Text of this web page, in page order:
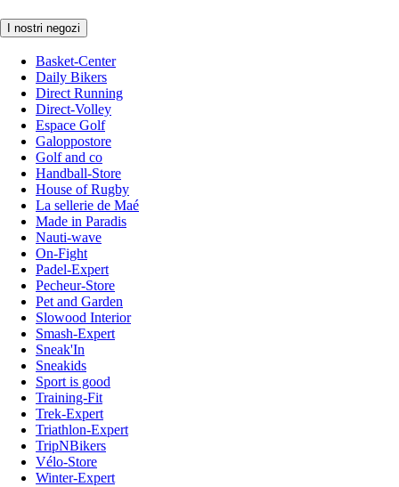
I nostri negozi
Basket-Center
Daily Bikers
Direct Running
Direct-Volley
Espace Golf
Galoppostore
Golf and co
Handball-Store
House of Rugby
La sellerie de Maé
Made in Paradis
Nauti-wave
On-Fight
Padel-Expert
Pecheur-Store
Pet and Garden
Slowood Interior
Smash-Expert
Sneak'In
Sneakids
Sport is good
Training-Fit
Trek-Expert
Triathlon-Expert
TripNBikers
Vélo-Store
Winter-Expert